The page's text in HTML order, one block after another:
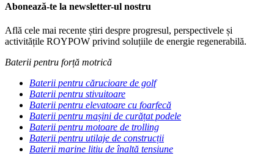
Abonează-te la newsletter-ul nostru
Află cele mai recente știri despre progresul, perspectivele și
activitățile ROYPOW privind soluțiile de energie regenerabilă.
Baterii pentru forță motrică
Baterii pentru cărucioare de golf
Baterii pentru stivuitoare
Baterii pentru elevatoare cu foarfecă
Baterii pentru mașini de curățat podele
Baterii pentru motoare de trolling
Baterii pentru utilaje de construcții
Baterii marine litiu de înaltă tensiune